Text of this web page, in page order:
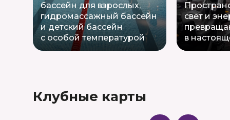
бассейн для взрослых,
гидромассажный бассейн
и детский бассейн
с особой температурой
свет и
в
Клубные карты